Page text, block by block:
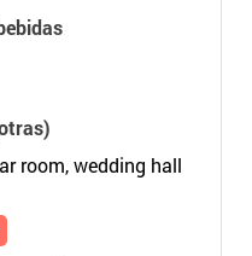
room, wedding hall